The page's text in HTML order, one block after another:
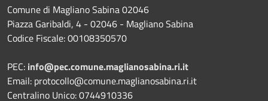
Comune di Magliano Sabina 02046
Piazza Garibaldi, 4 - 02046 - Magliano Sabina
Codice Fiscale: 00108350570
PEC: info@pec.comune.maglianosabina.ri.it
Email: protocollo@comune.maglianosabina.ri.it
Centralino Unico: 0744910336